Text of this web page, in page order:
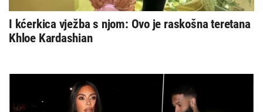
I kćerkica vježba s njom: Ovo je raskošna teretana
Khloe Kardashian